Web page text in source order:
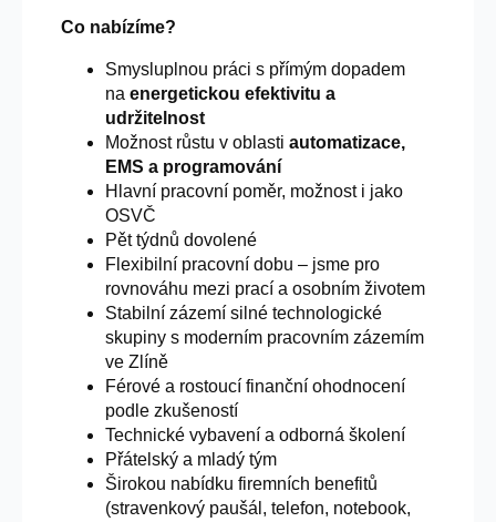
Co nabízíme?
Smysluplnou práci s přímým dopadem
na energetickou efektivitu a
udržitelnost
Možnost růstu v oblasti automatizace,
EMS a programování
Hlavní pracovní poměr, možnost i jako
OSVČ
Pět týdnů dovolené
Flexibilní pracovní dobu – jsme pro
rovnováhu mezi prací a osobním životem
Stabilní zázemí silné technologické
skupiny s moderním pracovním zázemím
ve Zlíně
Férové a rostoucí finanční ohodnocení
podle zkušeností
Technické vybavení a odborná školení
Přátelský a mladý tým
Širokou nabídku firemních benefitů
(stravenkový paušál, telefon, notebook,